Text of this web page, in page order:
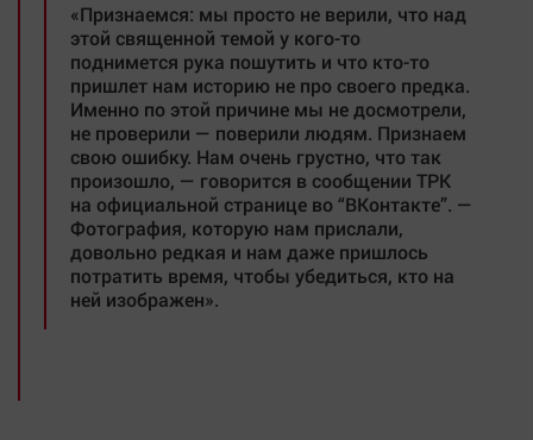
Технологии
Отраслевые темы
Hедвижимость
Образование
Автомобили
XX век: криминальные уроки
Медиаграмотность
Медицина
«Признаемся: мы просто не верили, что над
этой священной темой у кого-то
поднимется рука пошутить и что кто-то
пришлет нам историю не про своего предка.
Именно по этой причине мы не досмотрели,
не проверили — поверили людям. Признаем
свою ошибку. Нам очень грустно, что так
произошло, — говорится в сообщении ТРК
на официальной странице во “ВКонтакте”. —
Фотография, которую нам прислали,
довольно редкая и нам даже пришлось
потратить время, чтобы убедиться, кто на
ней изображен».